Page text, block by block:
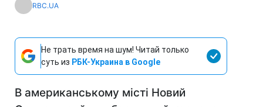
RBC.UA
Не трать время на шум! Читай только
суть из РБК-Украина в Google
В американському місті Новий